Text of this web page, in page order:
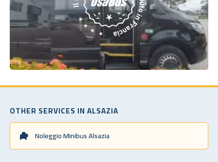
OTHER SERVICES IN ALSAZIA
Noleggio Minibus Alsazia